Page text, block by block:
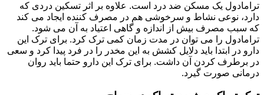
ترامادول یک مسکن ضد درد است. علاوه بر اثر تسکین دردی که
دارد، نوعی نشاط و سرخوشی هم در مصرف کننده ایجاد می کند
که سبب مصرف بیش از اندازه و گاهی اعتیاد به آن می شود.
ترامادول را می توان در مدت زمان کمی ترک کرد. برای ترک این
دارو در ابتدا باید دلایل کشش به این مخدر را در فرد پیدا کرد و سعی
در برطرف کردن آن داشت. برای ترک این دارو حتما باید روان
درمانی صورت گیرد.